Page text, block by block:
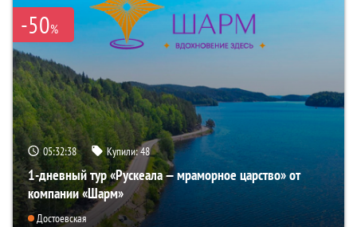
-50%
05:32:37 Купили:48
1-дневный тур «Рускеала — мраморное царство» от
компании «Шарм»
Достоевская